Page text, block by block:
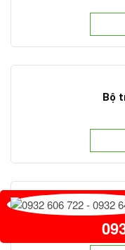
Bộ
Thiết bị